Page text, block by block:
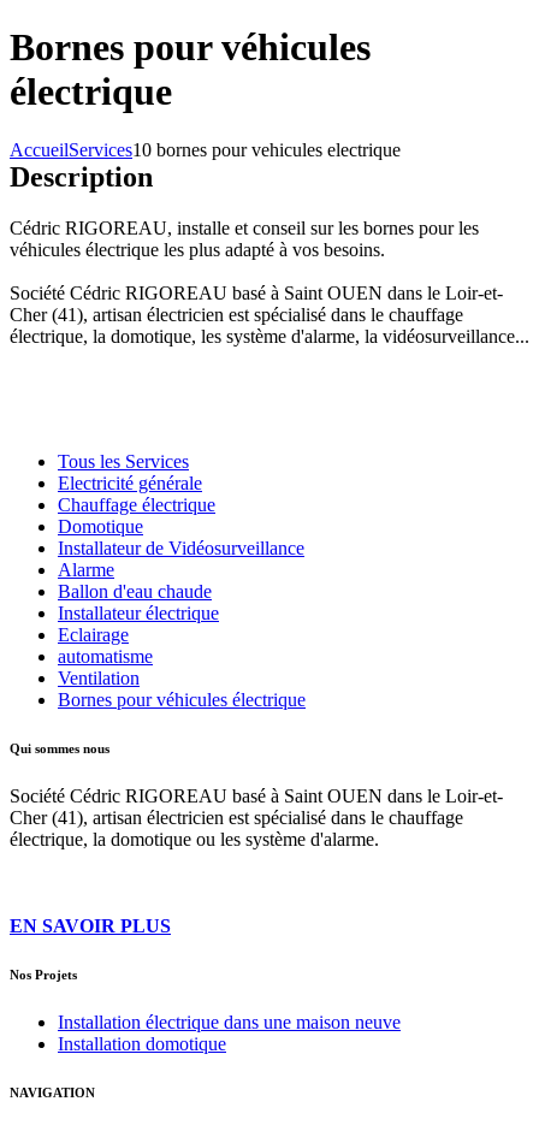
Bornes pour véhicules
électrique
AccueilServices10 bornes pour vehicules electrique
Description
Cédric RIGOREAU, installe et conseil sur les bornes pour les
véhicules électrique les plus adapté à vos besoins.
Société Cédric RIGOREAU basé à Saint OUEN dans le Loir-et-
Cher (41), artisan électricien est spécialisé dans le chauffage
électrique, la domotique, les système d'alarme, la vidéosurveillance...
Tous les Services
Electricité générale
Chauffage électrique
Domotique
Installateur de Vidéosurveillance
Alarme
Ballon d'eau chaude
Installateur électrique
Eclairage
automatisme
Ventilation
Bornes pour véhicules électrique
Qui sommes nous
Société Cédric RIGOREAU basé à Saint OUEN dans le Loir-et-
Cher (41), artisan électricien est spécialisé dans le chauffage
électrique, la domotique ou les système d'alarme.
EN SAVOIR PLUS
Nos Projets
Installation électrique dans une maison neuve
Installation domotique
NAVIGATION